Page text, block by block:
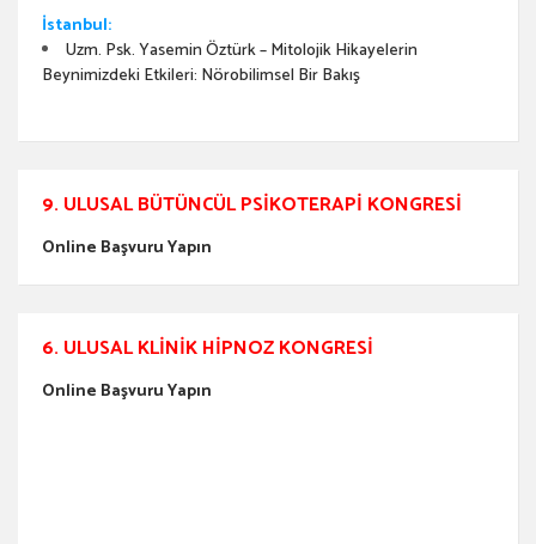
İstanbul:
Uzm. Psk. Yasemin Öztürk – Mitolojik Hikayelerin
Beynimizdeki Etkileri: Nörobilimsel Bir Bakış
9. ULUSAL BÜTÜNCÜL PSIKOTERAPI KONGRESI
Online Başvuru Yapın
6. ULUSAL KLINIK HIPNOZ KONGRESI
Online Başvuru Yapın